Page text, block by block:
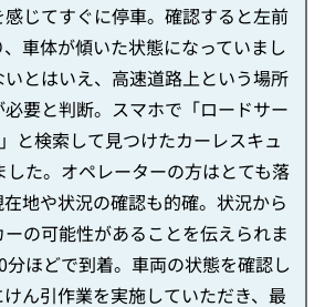
じてすぐに停車。確認すると左前
車体が傾いた状態になっていまし
とはいえ、高速道路上という場所
要と判断。スマホで「ロードサー
と検索して見つけたカーレスキュ
した。オペレーターの方はとても落
地や状況の確認も的確。状況から
の可能性があることを伝えられま
分ほどで到着。車両の状態を確認し
ん引作業を実施していただき、最